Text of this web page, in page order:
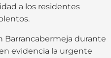
a los residentes
Barrancabermeja durante
evidencia la urgente